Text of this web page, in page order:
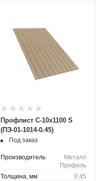
Профлист С-10х1100 S
(ПЭ-01-1014-0.45)
Под заказ
Производитель
Металл
Профиль
Толщина, мм
0.45